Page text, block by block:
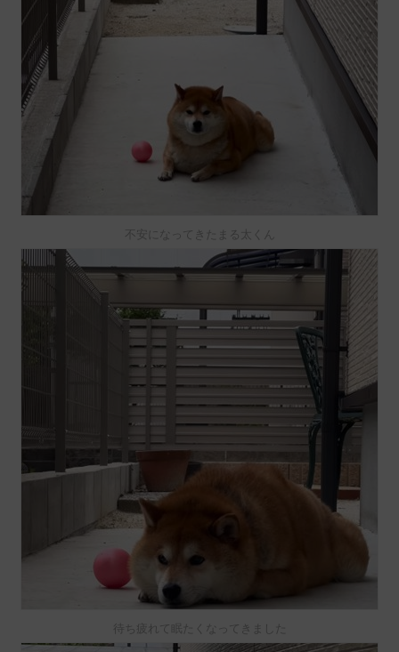
不安になってきたまる太くん
待ち疲れて眠たくなってきました